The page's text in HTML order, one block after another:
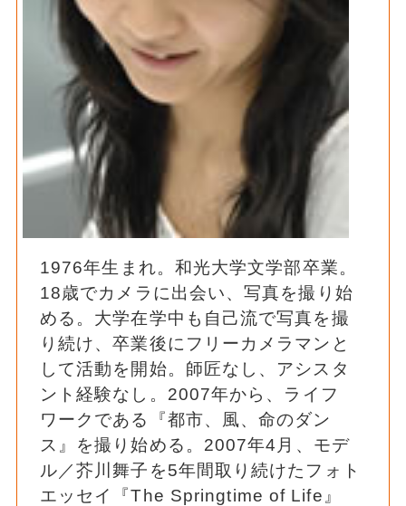
1976年生まれ。和光大学文学部卒業。
18歳でカメラに出会い、写真を撮り始
める。大学在学中も自己流で写真を撮
り続け、卒業後にフリーカメラマンと
して活動を開始。師匠なし、アシスタ
ント経験なし。2007年から、ライフ
ワークである『都市、風、命のダン
ス』を撮り始める。2007年4月、モデ
ル／芥川舞子を5年間取り続けたフォト
エッセイ『The Springtime of Life』